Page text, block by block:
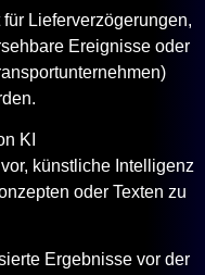
Lieferverzögerungen,
Ereignisse oder
KI
künstliche Intelligenz
oder Texten zu
Ergebnisse vor der